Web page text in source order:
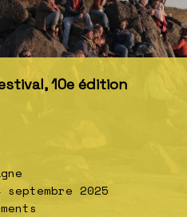
10e édition
septembre 2025